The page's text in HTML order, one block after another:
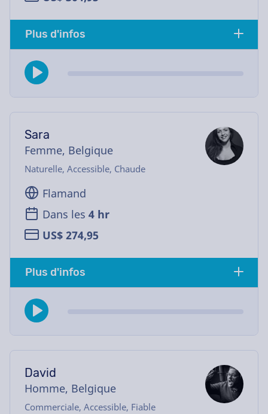
Plus d'infos
Sara
Femme, Belgique
Naturelle, Accessible, Chaude
Flamand
Dans les 4 hr
US$ 274,95
Plus d'infos
David
Homme, Belgique
Commerciale, Accessible, Fiable